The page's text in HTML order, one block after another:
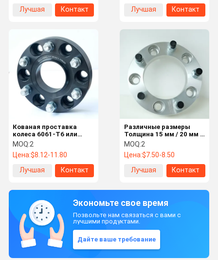
Лучшая
Контакт
Лучшая
Контакт
Кованая проставка
колеса 6061-T6 или
7075AL 6X5.5, CB78.1,
1.5", M14X1.5, Кованая
проставка колеса 6061-
T6 или 7075AL
MOQ:2
Цена:$8.12-11.80
Лучшая
Контакт
Различные размеры
Толщина 15 мм / 20 мм /
25 мм / 30 мм / 50 мм
Колесные расстояния
5x120 72,6 мм для Land
Rover VW Jeep BMW Audi
MOQ:2
Цена:$7.50-8.50
Лучшая
Контакт
Экономьте свое время
Позвольте нам связаться с вами с
лучшими продуктами.
Дайте ваше требование